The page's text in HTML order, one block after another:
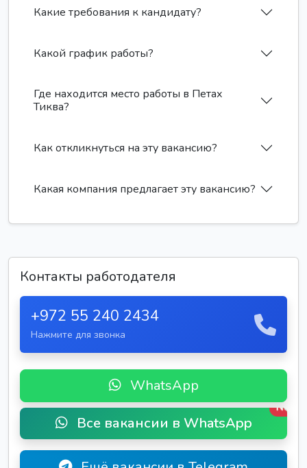
Какие требования к кандидату?
Какой график работы?
Где находится место работы в Петах
Тиква?
Как откликнуться на эту вакансию?
Какая компания предлагает эту вакансию?
Контакты работодателя
+972 55 240 2434
Нажмите для звонка
WhatsApp
Все вакансии в WhatsApp
New